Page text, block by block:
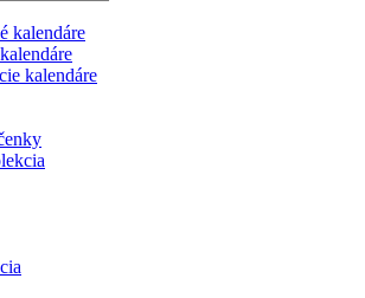
kalendáre
kalendáre